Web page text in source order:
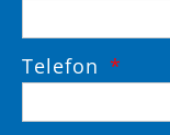
Telefon